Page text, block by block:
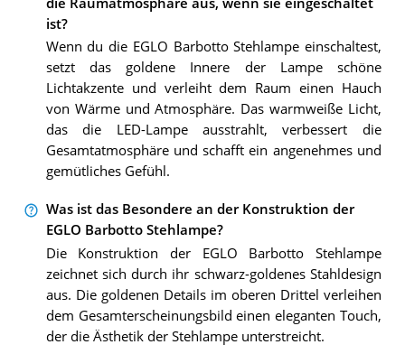
ist?
Wenn du die EGLO Barbotto Stehlampe einschaltest,
setzt das goldene Innere der Lampe schöne
Lichtakzente und verleiht dem Raum einen Hauch
von Wärme und Atmosphäre. Das warmweiße Licht,
das die LED-Lampe ausstrahlt, verbessert die
Gesamtatmosphäre und schafft ein angenehmes und
gemütliches Gefühl.
Was ist das Besondere an der Konstruktion der
EGLO Barbotto Stehlampe?
Die Konstruktion der EGLO Barbotto Stehlampe
zeichnet sich durch ihr schwarz-goldenes Stahldesign
aus. Die goldenen Details im oberen Drittel verleihen
dem Gesamterscheinungsbild einen eleganten Touch,
der die Ästhetik der Stehlampe unterstreicht.